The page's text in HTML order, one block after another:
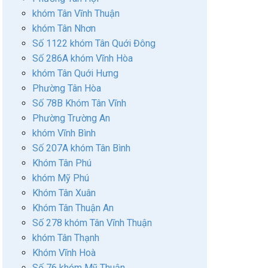
khóm Tân Vĩnh Thuận
khóm Tân Nhơn
Số 1122 khóm Tân Quới Đông
Số 286A khóm Vĩnh Hòa
khóm Tân Quới Hưng
Phường Tân Hòa
Số 78B Khóm Tân Vĩnh
Phường Trường An
khóm Vĩnh Bình
Số 207A khóm Tân Bình
Khóm Tân Phú
khóm Mỹ Phú
Khóm Tân Xuân
Khóm Tân Thuận An
Số 278 khóm Tân Vĩnh Thuận
khóm Tân Thạnh
Khóm Vĩnh Hoà